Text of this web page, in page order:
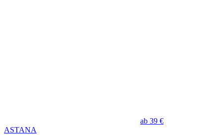
ab 39 €
ASTANA